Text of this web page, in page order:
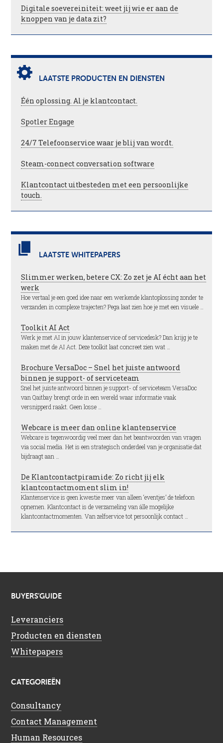
Digitale soevereiniteit: weet jij wie er aan de
knoppen van je data zit?
LAATSTE PRODUCTEN EN DIENSTEN
Één oplossing. Al je klantcontact.
Spotler Engage
24/7 Telefoonservice waar je blij van wordt.
Steam-connect conversation software
Klantcontact uitbesteden met een persoonlijke
touch.
LAATSTE WHITEPAPERS
Slimmer werken, betere CX: Zo zet je AI écht aan het
werk
Hoe vertaal je een goed idee naar een werkende klantoplossing zonder te
verzanden in complexe trajecten? Pega laat zien hoe je met een visuele …
Toolkit AI Act
Werk je met AI in jouw klantenservice of servicedesk? Dan krijg je te
maken met de AI Act. Deze toolkit laat concreet zien wat …
Brochure VersaDoc – Snel het juiste antwoord
binnen je support- of serviceteam
Snel het juiste antwoord binnen je support- of serviceteam VersaDoc
van Qaitbay brengt orde in een wereld waar informatie vaak
versnipperd raakt. Geen losse …
Webcare is meer dan online klantenservice
Webcare is tegenwoordig veel meer dan het beantwoorden van vragen
via social media. Het is een strategisch onderdeel van je organisatie dat
bijdraagt aan …
De Klantcontactpiramide: Zo richt jij elk
klantcontactmoment slim in!
Klantenservice is geen kwestie meer van alleen ‘eventjes’ de telefoon
opnemen. Klantcontact is de verzameling van álle mogelijke
klantcontactmomenten. Van zelfservice tot persoonlijk contact …
BUYERS’GUIDE
Leveranciers
Producten en diensten
Whitepapers
CATEGORIEËN
Consultancy
Contact Management
Human Resources